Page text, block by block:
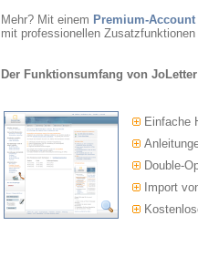
Mehr? Mit einem Premium-Account
mit professionellen
Der Funktionsumfang von JoLetter
Einfache
Double-
Import